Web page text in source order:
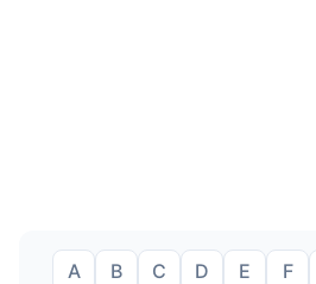
A B C D E F